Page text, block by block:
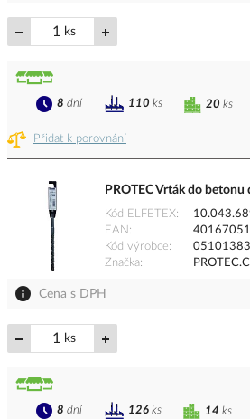
ks
Přidat k porovnání
20 ks
8 dní 110 ks
PROTEC Vrták do
Kód ELFETEX
EAN
Kód výrobce
05101383
Značka
Cena s DPH
ks
14 ks
8 dní 126 ks